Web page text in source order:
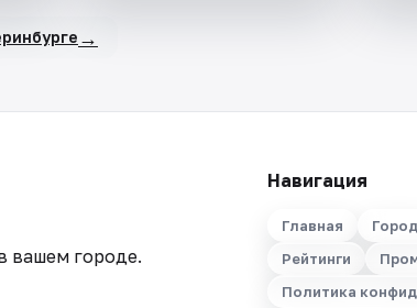
→
вашем городе.
Навигация
Главная
Рейтинги
Политика